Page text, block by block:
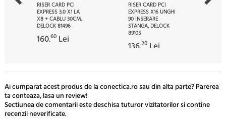
RISER CARD PCI
EXPRESS 3.0 X1 LA
X8 + CABLU 30CM,
DELOCK 81496
160.60 Lei
RISER CARD PCI
EXPRESS X16 UNGHI
90 INSERARE
STANGA, DELOCK
89105
136.20 Lei
Ai cumparat acest produs de la conectica.ro sau din alta parte? Parerea
ta conteaza, lasa un review!
Sectiunea de comentarii este deschisa tuturor vizitatorilor si contine
recenzii neverificate.